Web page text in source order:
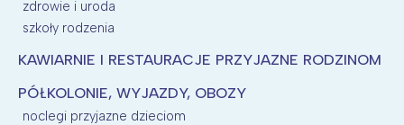
zdrowie i uroda
szkoły rodzenia
KAWIARNIE I RESTAURACJE PRZYJAZNE RODZINOM
PÓŁKOLONIE, WYJAZDY, OBOZY
noclegi przyjazne dzieciom